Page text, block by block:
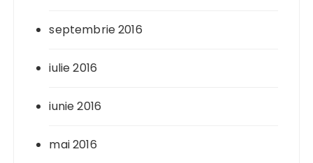
septembrie 2016
iulie 2016
iunie 2016
mai 2016